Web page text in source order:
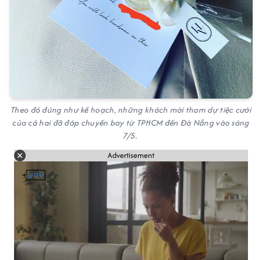
Theo đó đúng như kế hoạch, những khách mời tham dự tiệc cưới
của cả hai đã đáp chuyến bay từ TPHCM đến Đà Nẵng vào sáng
7/5.
Advertisement